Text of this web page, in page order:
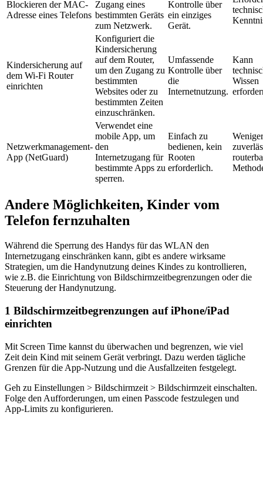
Blockieren der MAC-
Adresse eines Telefons
Zugang eines
bestimmten Geräts
zum Netzwerk.
Kontrolle über
ein einziges
Gerät.
Kindersicherung auf
dem Wi-Fi Router
einrichten
Konfiguriert die
Kindersicherung
auf dem Router,
um den Zugang zu
bestimmten
Websites oder zu
bestimmten Zeiten
einzuschränken.
Umfassende
Kontrolle über
die
Internetnutzung.
Kann
Wissen
Netzwerkmanagement-
App (NetGuard)
Verwendet eine
mobile App, um
den
Internetzugang für
bestimmte Apps zu
sperren.
Einfach zu
bedienen, kein
Rooten
erforderlich.
Weniger
Andere Möglichkeiten, Kinder vom
Telefon fernzuhalten
Während die Sperrung des Handys für das WLAN den
Internetzugang einschränken kann, gibt es andere wirksame
Strategien, um die Handynutzung deines Kindes zu kontrollieren,
wie z.B. die Einrichtung von Bildschirmzeitbegrenzungen oder die
Steuerung der Handynutzung.
1 Bildschirmzeitbegrenzungen auf iPhone/iPad
einrichten
Mit Screen Time kannst du überwachen und begrenzen, wie viel
Zeit dein Kind mit seinem Gerät verbringt. Dazu werden tägliche
Grenzen für die App-Nutzung und die Ausfallzeiten festgelegt.
Geh zu Einstellungen > Bildschirmzeit > Bildschirmzeit einschalten.
Folge den Aufforderungen, um einen Passcode festzulegen und
App-Limits zu konfigurieren.